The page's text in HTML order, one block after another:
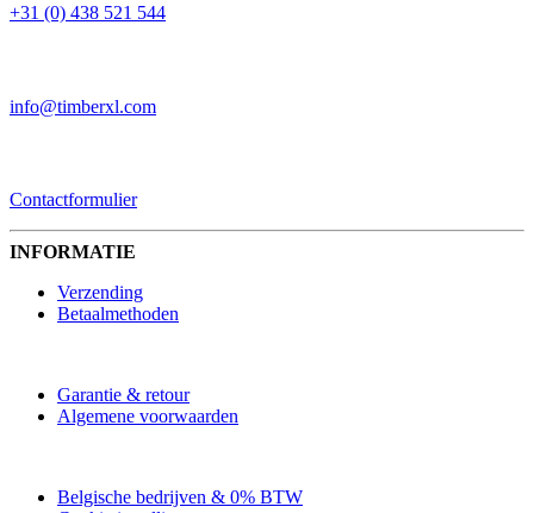
+31 (0) 438 521 544
info@timberxl.com
Contactformulier
INFORMATIE
Verzending
Betaalmethoden
Garantie & retour
Algemene voorwaarden
Belgische bedrijven & 0% BTW